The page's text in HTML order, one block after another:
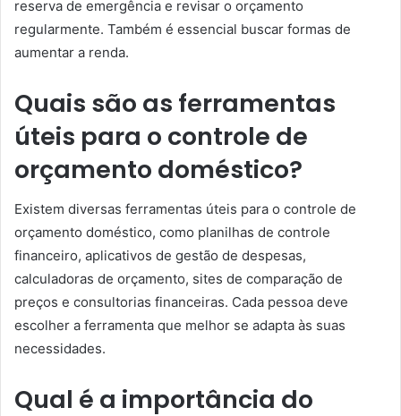
reserva de emergência e revisar o orçamento
regularmente. Também é essencial buscar formas de
aumentar a renda.
Quais são as ferramentas
úteis para o controle de
orçamento doméstico?
Existem diversas ferramentas úteis para o controle de
orçamento doméstico, como planilhas de controle
financeiro, aplicativos de gestão de despesas,
calculadoras de orçamento, sites de comparação de
preços e consultorias financeiras. Cada pessoa deve
escolher a ferramenta que melhor se adapta às suas
necessidades.
Qual é a importância do